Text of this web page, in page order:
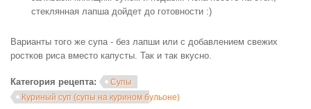
стеклянная лапша дойдет до готовности :)
Варианты того же супа - без лапши или с добавлением свежих
ростков риса вместо капусты. Так и так вкусно.
Категория рецепта:
Супы
Куриный суп (супы на курином бульоне)